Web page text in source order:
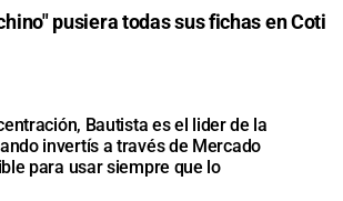
pusiera todas sus fichas en Coti
Bautista es el lider de la
invertís a través de Mercado
para usar siempre que lo